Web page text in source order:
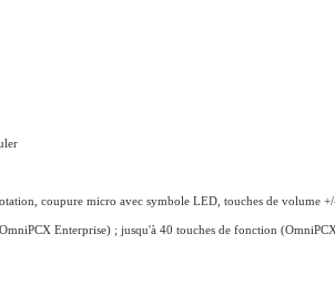
coupure micro avec symbole LED, touches de volume
Enterprise) ; jusqu'à 40 touches de fonction